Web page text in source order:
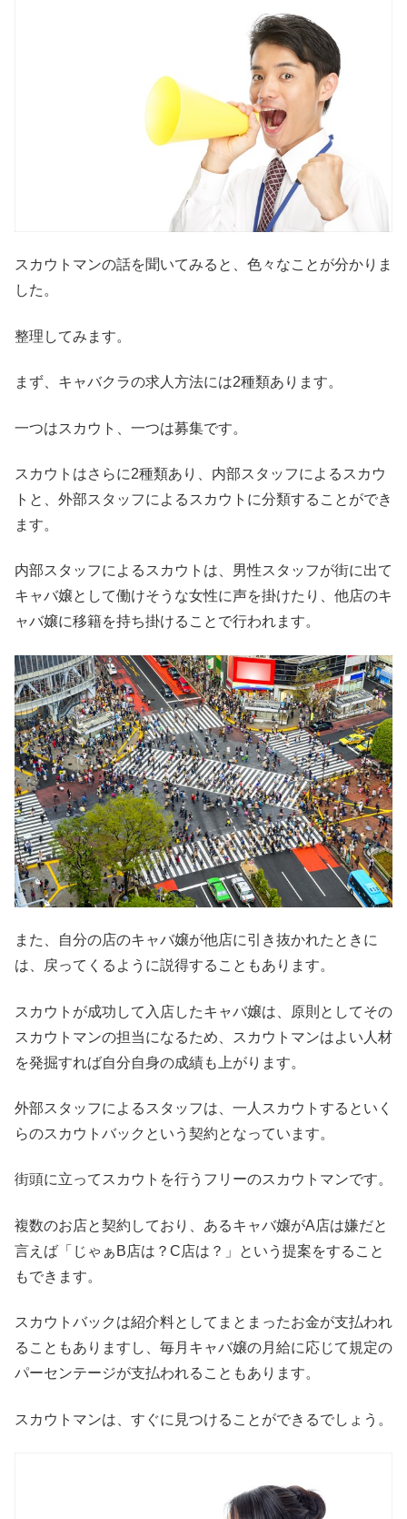
スカウトマンの話を聞いてみると、色々なことが分かりま
した。
整理してみます。
まず、キャバクラの求人方法には2種類あります。
一つはスカウト、一つは募集です。
スカウトはさらに2種類あり、内部スタッフによるスカウ
トと、外部スタッフによるスカウトに分類することができ
ます。
内部スタッフによるスカウトは、男性スタッフが街に出て
キャバ嬢として働けそうな女性に声を掛けたり、他店のキ
ャバ嬢に移籍を持ち掛けることで行われます。
また、自分の店のキャバ嬢が他店に引き抜かれたときに
は、戻ってくるように説得することもあります。
スカウトが成功して入店したキャバ嬢は、原則としてその
スカウトマンの担当になるため、スカウトマンはよい人材
を発掘すれば自分自身の成績も上がります。
外部スタッフによるスタッフは、一人スカウトするといく
らのスカウトバックという契約となっています。
街頭に立ってスカウトを行うフリーのスカウトマンです。
複数のお店と契約しており、あるキャバ嬢がA店は嫌だと
言えば「じゃぁB店は？C店は？」という提案をすること
もできます。
スカウトバックは紹介料としてまとまったお金が支払われ
ることもありますし、毎月キャバ嬢の月給に応じて規定の
パーセンテージが支払われることもあります。
スカウトマンは、すぐに見つけることができるでしょう。